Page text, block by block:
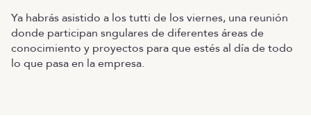
Ya habrás asistido a los tutti de los viernes, una reunión
donde participan sngulares de diferentes áreas de
conocimiento y proyectos para que estés al día de todo
lo que pasa en la empresa.